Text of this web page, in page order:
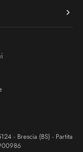
- Brescia (BS) - Partita